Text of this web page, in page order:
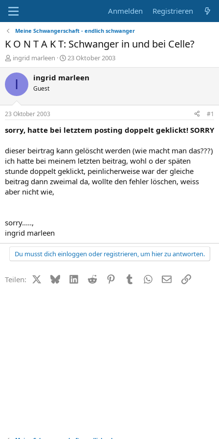
Anmelden Registrieren
Meine Schwangerschaft - endlich schwanger
K O N T A K T: Schwanger in und bei Celle?
E
r
s
e
r
ingrid marleen
E
r
s
t
a
23 Oktober 2003
I ingrid marleen
Guest
23 Oktober 2003 #1
sorry, hatte bei letztem posting doppelt geklickt! SORRY
dieser beirtrag kann gelöscht werden (wie macht man das???)
ich hatte bei meinem letzten beitrag, wohl o der späten
stunde doppelt geklickt, peinlicherweise war der gleiche
beitrag dann zweimal da, wollte den fehler löschen, weiss
aber nicht wie,
sorry.....,
ingrid marleen
Du musst dich einloggen oder registrieren, um hier zu antworten.
Teilen: X (Twitter)
BlueskyLinkedIn
Reddit PinterestTumblr WhatsApp
E-MailLink